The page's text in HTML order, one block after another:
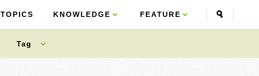
TOPICS KNOWLEDGE FEATURE
KNOWLEDGE FEATURE
Tag